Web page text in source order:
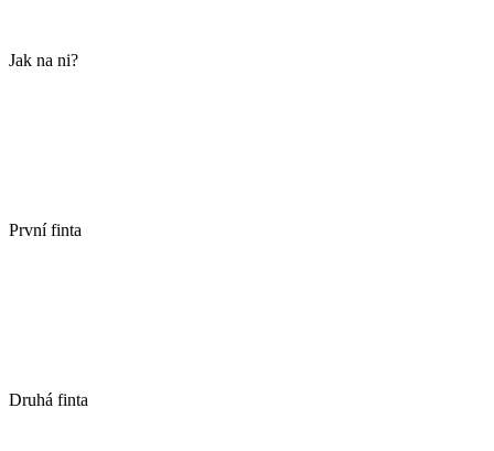
Jak na ni?
První finta
Druhá finta